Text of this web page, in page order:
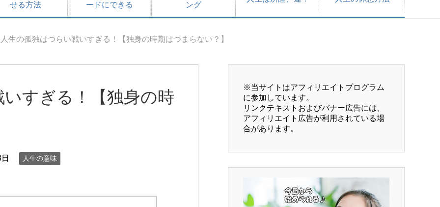
せる方法
ードにできる
ング
人生の孤独はつらい戦いすぎる！【独身の時期はつまらない？】
すぎる！【独身の時
人生の意味
※当サイトはアフィリエイトプログラム
に参加しています。
リンクテキストおよびバナー広告には、
アフィリエイト広告が利用されている場
合があります。